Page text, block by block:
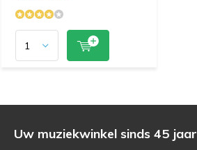
Uw muziekwinkel sinds 45 jaar